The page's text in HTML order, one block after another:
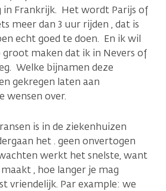
in Frankrijk. Het wordt Parijs of
meer dan 3 uur rijden , dat is
echt goed te doen. En ik wil
groot maken dat ik in Nevers of
Welke bijnamen deze
gekregen laten aan
wensen over.
is in de ziekenhuizen
het . geen onvertogen
werkt het snelste, want
, hoe langer je mag
vriendelijk. Par example: we